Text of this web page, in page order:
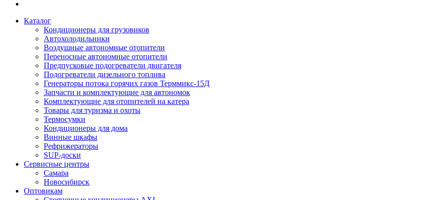
Каталог
Кондиционеры для грузовиков
Автохолодильники
Воздушные автономные отопители
Переносные автономные отопители
Предпусковые подогреватели двигателя
Подогреватели дизельного топлива
Генераторы потока горячих газов Терммикс-15Д
Запчасти и комплектующие для автономок
Комплектующие для отопителей на катера
Товары для туризма и охоты
Термосумки
Кондиционеры для дома
Винные шкафы
Рефрижераторы
SUP-доски
Сервисные центры
Самара
Новосибирск
Оптовикам